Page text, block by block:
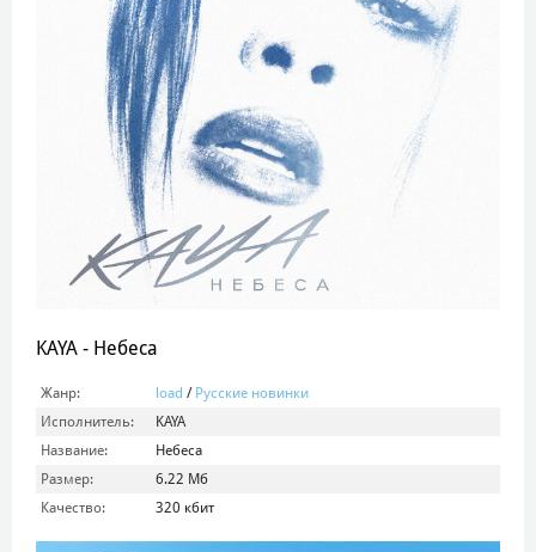
KAYA - Небеса
Жанр: load / Русские новинки
Исполнитель:
KAYA
Название:
Небеса
Размер:
6.22 Мб
Качество:
320 кбит